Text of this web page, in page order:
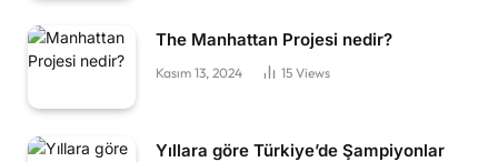
The Manhattan Projesi nedir?
Kasım 13, 2024 15 Views
Yıllara göre Türkiye’de Şampiyonlar